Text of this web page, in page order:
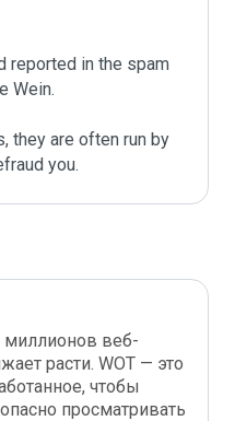
reported in the spam
Wein.
they are often run by
you.
веб-
расти. WOT — это
чтобы
просматривать